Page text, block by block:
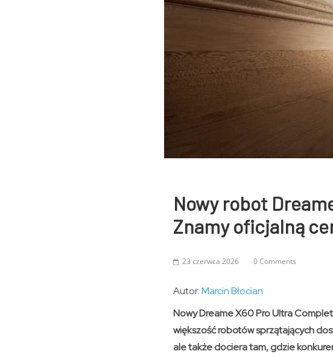
Nowy robot
Znamy oficjalną
23 czerwca 2026 0 Comments
Autor:Marcin Błocian
Nowy Dreame X60 Pro Ultra
większość robotów sprzątających
ale także dociera tam, gdzie